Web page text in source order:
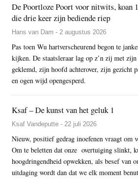
De Poortloze Poort voor nitwits, koan
die drie keer zijn bediende riep
Hans van Dam - 2 augustus 2026
Pas toen Wu hartverscheurend begon te
kijken. De staatsleraar lag op z’n zij met
geklemd, zijn hoofd achterover, zijn gezicht
en ogen wijd opengesperd.
Ksaf – De kunst van het geluk 1
Ksaf Vandeputte - 22 juli 2026
Nieuw, positief gedrag inoefenen vraagt om
Om te beletten dat onze overtuiging slinkt,
hoogdringendheid opwekken, als besef van
uitdaging wordt dan dat we elk moment